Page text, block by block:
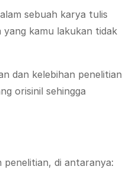
sebuah karya tulis
kamu lakukan tidak
dan kelebihan penelitian
orisinil sehingga
di antaranya: